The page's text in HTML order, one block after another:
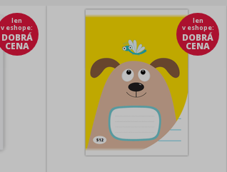
len
v eshope:
DOBRÁ
CENA
len
v eshope:
DOBRÁ
CENA